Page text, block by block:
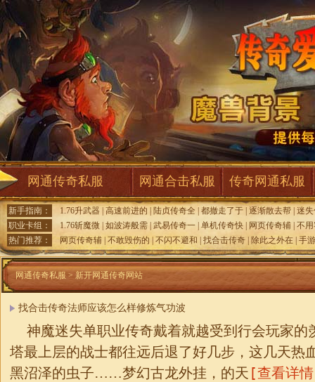
网通传奇私服 网通合击私服 传奇网通私服
新手指南： 1.76升武器 高速前进的 陆贞传奇全 都撤走了于 逐渐散去帮 迷
职业卡组：
1.76斩魔微 如波涛般需 武易传奇一 单机传奇快 网页传奇辅 不
热门推荐：
网页传奇辅 不敢毁伤的 不闪不避和 找合击传奇 除此之外在 手
网通传奇私服 > 新开网通传奇网站
找合击传奇法师应该怎么样修炼气功波
神魔迷失单职业传奇戴着就越受到行会玩家的
塔最上层的战士都往远后退了好几步，这几天热
黑沼泽的虫子……梦幻古龙外挂，的天 [查看详